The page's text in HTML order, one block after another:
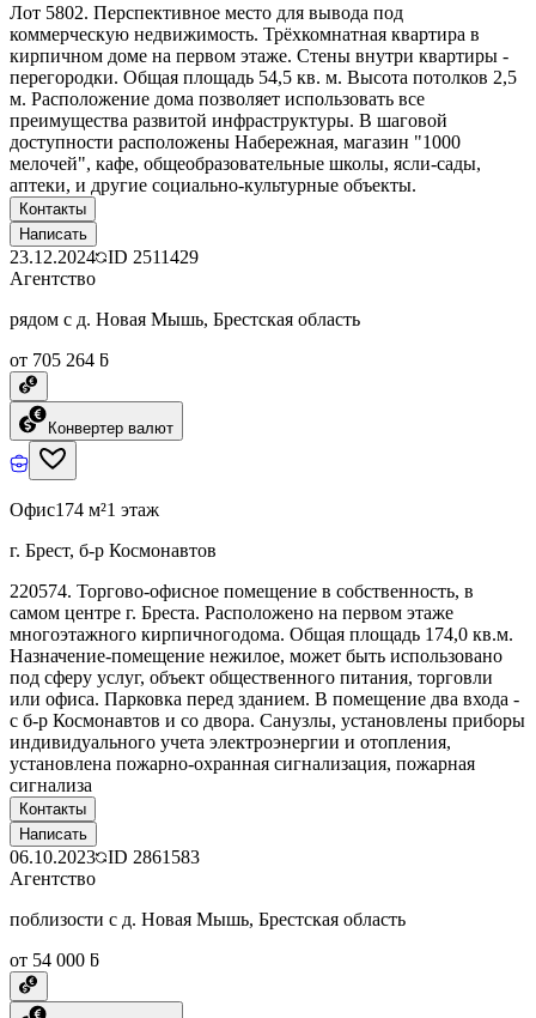
Лот 5802. Перспективное место для вывода под
коммерческую недвижимость. Трёхкомнатная квартира в
кирпичном доме на первом этаже. Стены внутри квартиры -
перегородки. Общая площадь 54,5 кв. м. Высота потолков 2,5
м. Расположение дома позволяет использовать все
преимущества развитой инфраструктуры. В шаговой
доступности расположены Набережная, магазин "1000
мелочей", кафе, общеобразовательные школы, ясли-сады,
аптеки, и другие социально-культурные объекты.
Контакты
Написать
23.12.2024 ID 2511429
Агентство
рядом с д. Новая Мышь, Брестская область
от 705 264 ƃ
Конвертер валют
Офис174 м²1 этаж
г. Брест, б-р Космонавтов
220574. Торгово-офисное помещение в собственность, в
самом центре г. Бреста. Расположено на первом этаже
многоэтажного кирпичногодома. Общая площадь 174,0 кв.м.
Назначение-помещение нежилое, может быть использовано
под сферу услуг, объект общественного питания, торговли
или офиса. Парковка перед зданием. В помещение два входа -
с б-р Космонавтов и со двора. Санузлы, установлены приборы
индивидуального учета электроэнергии и отопления,
установлена пожарно-охранная сигнализация, пожарная
сигнализа
Контакты
Написать
06.10.2023 ID 2861583
Агентство
поблизости с д. Новая Мышь, Брестская область
от 54 000 ƃ